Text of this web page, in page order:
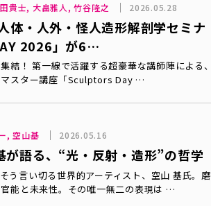
貴士, 大畠雅人, 竹谷隆之 2026.05.28
体・人外・怪人造形解剖学セミナ
2026」が6…
結！ 第一線で活躍する超豪華な講師陣による、
マスター講座「Sculptors Day …
, 空山基 2026.05.16
が語る、“光・反射・造形”の哲学
う言い切る世界的アーティスト、空山 基氏。磨
能と未来性。その唯一無二の表現は …